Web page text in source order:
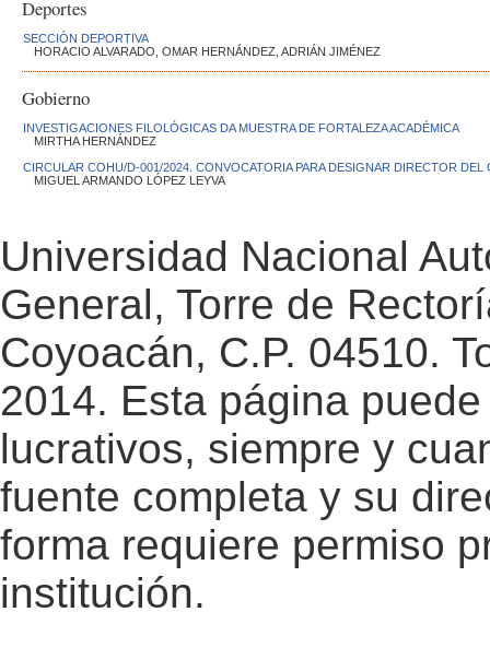
Deportes
SECCIÓN DEPORTIVA
HORACIO ALVARADO, OMAR HERNÁNDEZ, ADRIÁN JIMÉNEZ
Gobierno
INVESTIGACIONES FILOLÓGICAS DA MUESTRA DE FORTALEZA ACADÉMICA
MIRTHA HERNÁNDEZ
CIRCULAR COHU/D-001/2024. CONVOCATORIA PARA DESIGNAR DIRECTOR DEL
MIGUEL ARMANDO LÓPEZ LEYVA
Universidad Nacional
General, Torre de
Coyoacán, C.P. 04510.
2014. Esta página
lucrativos, siempre y
fuente completa y su
forma requiere permiso
institución.